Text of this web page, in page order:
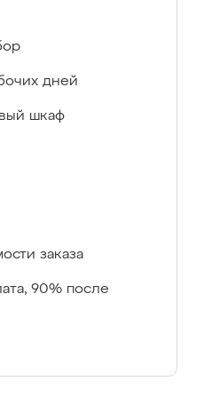
дней
шкаф
заказа
90% после